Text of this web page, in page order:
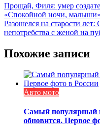
Навигация
по
записям
Прощай, Филя: умер
«Спокойной ночи, малыши»
Разошелся на старости
непотребства с женой на
Похожие записи
Авто мото
Самый популярный
обновится. Первое